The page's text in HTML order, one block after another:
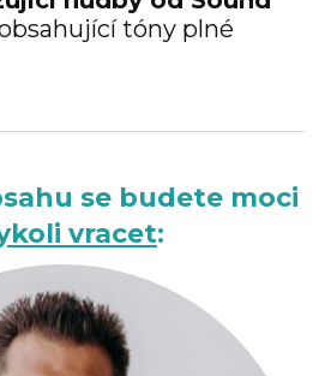
tóny plné
se budete moci
vracet: